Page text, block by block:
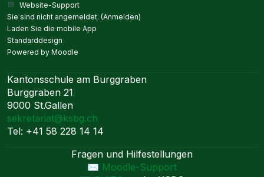
Website-Support
Sie sind nicht angemeldet. (Anmelden)
Laden Sie die mobile App
Standarddesign
Powered by Moodle
Kantonsschule am Burggraben
Burggraben 21
9000 St.Gallen
sekretariat@ksbg.ch
Tel: +41 58 228 14 14
Fragen und Hilfestellungen
✉️ Moodle-Support